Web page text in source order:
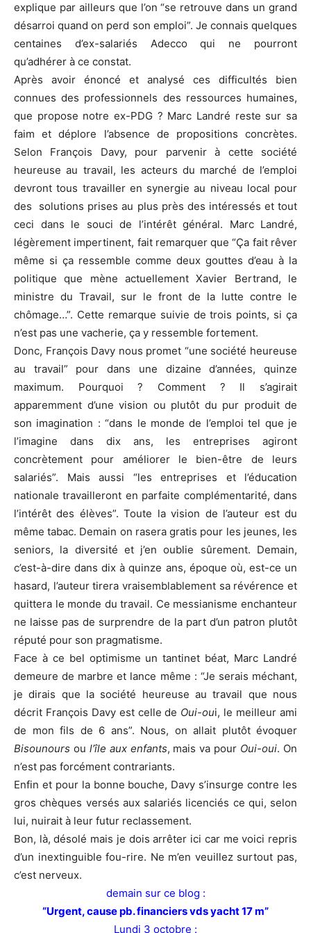
explique par ailleurs que l’on “se retrouve dans un grand
désarroi quand on perd son emploi”. Je connais quelques
centaines d’ex-salariés Adecco qui ne pourront
qu’adhérer à ce constat.
Après avoir énoncé et analysé ces difficultés bien
connues des professionnels des ressources humaines,
que propose notre ex-PDG ? Marc Landré reste sur sa
faim et déplore l’absence de propositions concrètes.
Selon François Davy, pour parvenir à cette société
heureuse au travail, les acteurs du marché de l’emploi
devront tous travailler en synergie au niveau local pour
des solutions prises au plus près des intéressés et tout
ceci dans le souci de l’intérêt général. Marc Landré,
légèrement impertinent, fait remarquer que “Ça fait rêver
même si ça ressemble comme deux gouttes d’eau à la
politique que mène actuellement Xavier Bertrand, le
ministre du Travail, sur le front de la lutte contre le
chômage…”. Cette remarque suivie de trois points, si ça
n’est pas une vacherie, ça y ressemble fortement.
Donc, François Davy nous promet “une société heureuse
au travail” pour dans une dizaine d’années, quinze
maximum. Pourquoi ? Comment ? Il s’agirait
apparemment d’une vision ou plutôt du pur produit de
son imagination : “dans le monde de l’emploi tel que je
l’imagine dans dix ans, les entreprises agiront
concrètement pour améliorer le bien-être de leurs
salariés”. Mais aussi “les entreprises et l’éducation
nationale travailleront en parfaite complémentarité, dans
l’intérêt des élèves”. Toute la vision de l’auteur est du
même tabac. Demain on rasera gratis pour les jeunes, les
seniors, la diversité et j’en oublie sûrement. Demain,
c’est-à-dire dans dix à quinze ans, époque où, est-ce un
hasard, l’auteur tirera vraisemblablement sa révérence et
quittera le monde du travail. Ce messianisme enchanteur
ne laisse pas de surprendre de la part d’un patron plutôt
réputé pour son pragmatisme.
Face à ce bel optimisme un tantinet béat, Marc Landré
demeure de marbre et lance même : “Je serais méchant,
je dirais que la société heureuse au travail que nous
décrit François Davy est celle de Oui-oui, le meilleur ami
de mon fils de 6 ans”. Nous, on allait plutôt évoquer
Bisounours ou l’île aux enfants, mais va pour Oui-oui. On
n’est pas forcément contrariants.
Enfin et pour la bonne bouche, Davy s’insurge contre les
gros chèques versés aux salariés licenciés ce qui, selon
lui, nuirait à leur futur reclassement.
Bon, là, désolé mais je dois arrêter ici car me voici repris
d’un inextinguible fou-rire. Ne m’en veuillez surtout pas,
c’est nerveux.
demain sur ce blog :
“Urgent, cause pb. financiers vds yacht 17 m”
Lundi 3 octobre :